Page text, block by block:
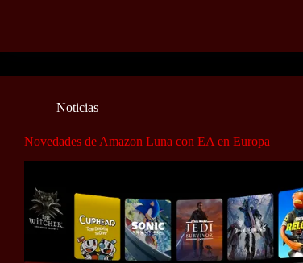
Noticias
Novedades de Amazon Luna con EA en Europa